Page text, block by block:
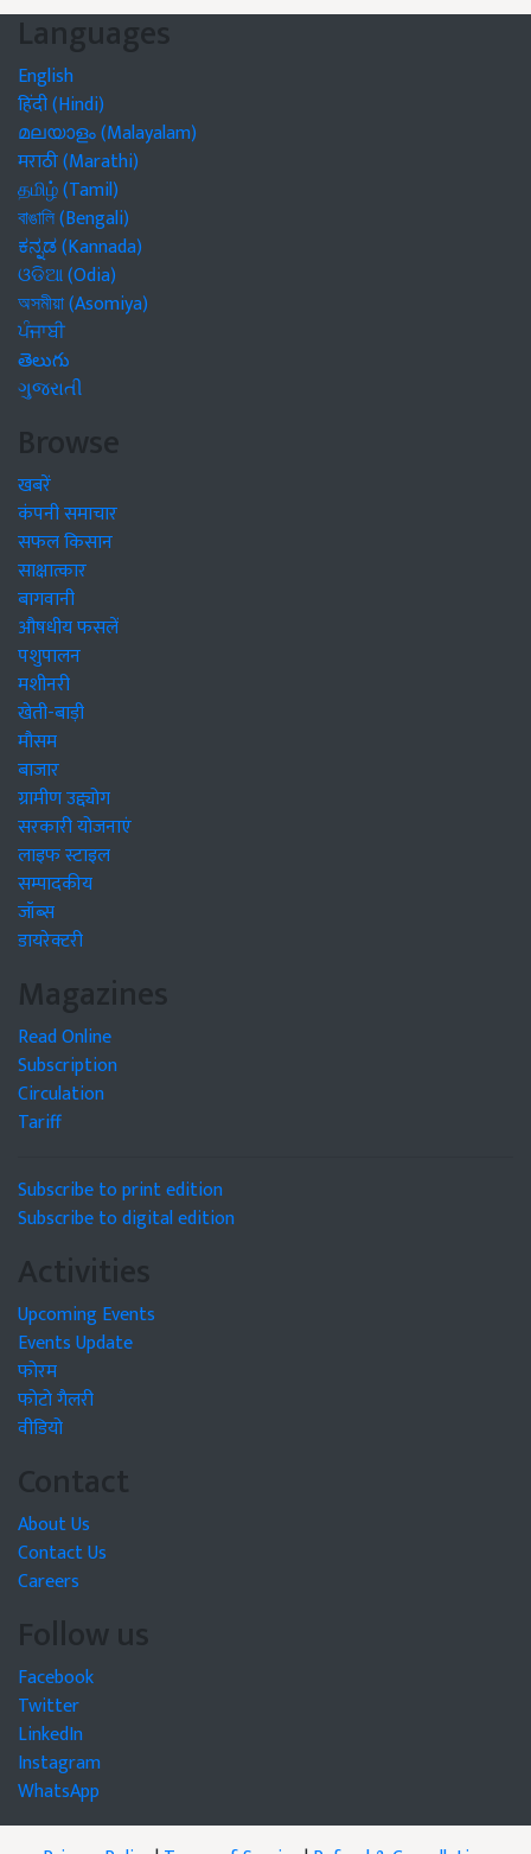
Languages
English
हिंदी (Hindi)
മലയാളം (Malayalam)
मराठी (Marathi)
தமிழ் (Tamil)
বাঙালি (Bengali)
ಕನ್ನಡ (Kannada)
ଓଡିଆ (Odia)
অসমীয়া (Asomiya)
ਪੰਜਾਬੀ
తెలుగు
ગુજરાતી
Browse
खबरें
कंपनी समाचार
सफल किसान
साक्षात्कार
बागवानी
औषधीय फसलें
पशुपालन
मशीनरी
खेती-बाड़ी
मौसम
बाजार
ग्रामीण उद्द्योग
सरकारी योजनाएं
लाइफ स्टाइल
सम्पादकीय
जॉब्स
डायरेक्टरी
Magazines
Read Online
Subscription
Circulation
Tariff
Subscribe to print edition
Subscribe to digital edition
Activities
Upcoming Events
Events Update
फोरम
फोटो गैलरी
वीडियो
Contact
About Us
Contact Us
Careers
Follow us
Facebook
Twitter
LinkedIn
Instagram
WhatsApp